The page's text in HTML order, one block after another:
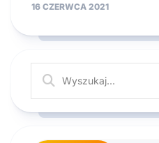
16 CZERWCA 2021